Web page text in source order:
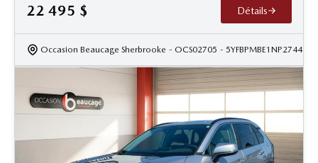
22 495 $ Détails
Occasion Beaucage Sherbrooke - OCS02705 - 5YFBPMBE1NP274437